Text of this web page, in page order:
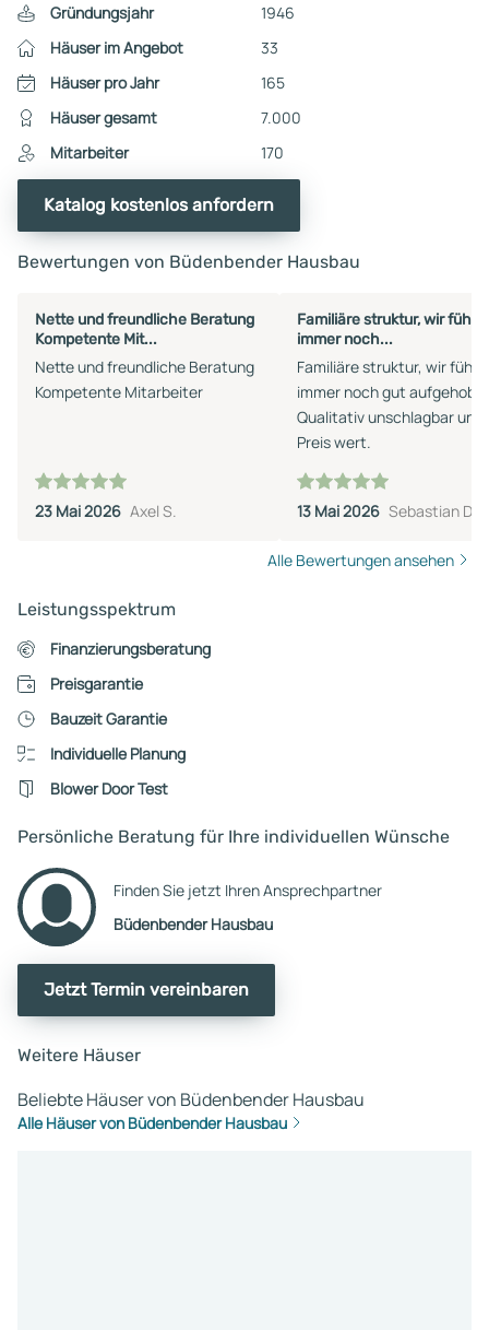
Gründungsjahr
1946
Häuser im Angebot
33
Häuser pro Jahr
165
Häuser gesamt
7.000
Mitarbeiter
170
Katalog kostenlos anfordern
Bewertungen von Büdenbender Hausbau
Nette und freundliche Beratung
Kompetente Mit...
Nette und freundliche Beratung
Kompetente Mitarbeiter
23 Mai 2026 Axel S.
Familiäre struktur, wir
immer noch...
Familiäre struktur, wir
immer noch gut
Qualitativ unschlagbar und
Preis wert.
13 Mai 2026 Sebastian D.
Alle Bewertungen ansehen
Leistungsspektrum
Finanzierungsberatung
Preisgarantie
Bauzeit Garantie
Individuelle Planung
Blower Door Test
Persönliche Beratung für Ihre individuellen Wünsche
Finden Sie jetzt Ihren Ansprechpartner
Büdenbender Hausbau
Jetzt Termin vereinbaren
Weitere Häuser
Beliebte Häuser von Büdenbender Hausbau
Alle Häuser von Büdenbender Hausbau